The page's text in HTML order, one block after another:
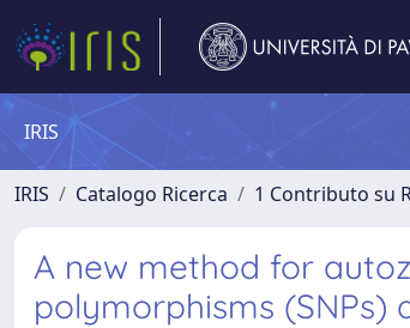
IRIS
IRIS Catalogo Ricerca 1 Contributo su
A new method for
polymorphisms (SNPs)